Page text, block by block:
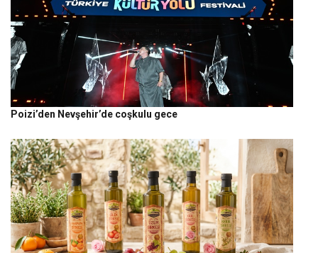
Poizi’den Nevşehir’de coşkulu gece